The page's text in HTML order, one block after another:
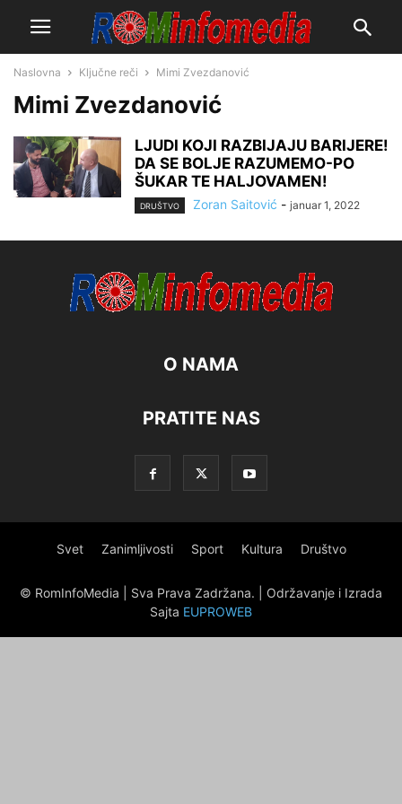
Naslovna Ključne reči Mimi Zvezdanović
Mimi Zvezdanović
LJUDI KOJI RAZBIJAJU BARIJERE!
DA SE BOLJE RAZUMEMO-PO
ŠUKAR TE HALJOVAMEN!
DRUŠTVO Zoran Saitović - januar 1, 2022
O NAMA
PRATITE NAS
Svet Zanimljivosti Sport Kultura Društvo
© RomInfoMedia | Sva Prava Zadržana. | Održavanje i Izrada
Sajta EUPROWEB